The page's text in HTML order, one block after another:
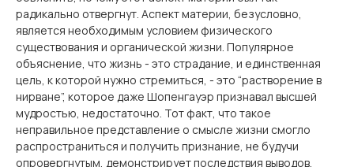
радикально отвергнут. Аспект материи, безусловно,
является необходимым условием физического
существования и органической жизни. Популярное
объяснение, что жизнь - это страдание, и единственная
цель, к которой нужно стремиться, - это “растворение в
нирване”, которое даже Шопенгауэр признавал высшей
мудростью, недостаточно. Тот факт, что такое
неправильное представление о смысле жизни смогло
распространиться и получить признание, не будучи
опровергнутым, демонстрирует последствия выводов,